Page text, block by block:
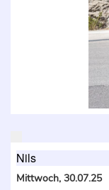
Nils
Mittwoch, 30.07.25